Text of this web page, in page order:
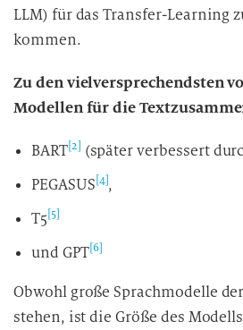
LLM) für das Transfer-Learning
kommen.
Zu den vielversprechendsten
Modellen für die
BART[2] (später verbessert
PEGASUS [4],
T5 [5]
und GPT[6]
Obwohl große Sprachmodelle
stehen, ist die Größe des